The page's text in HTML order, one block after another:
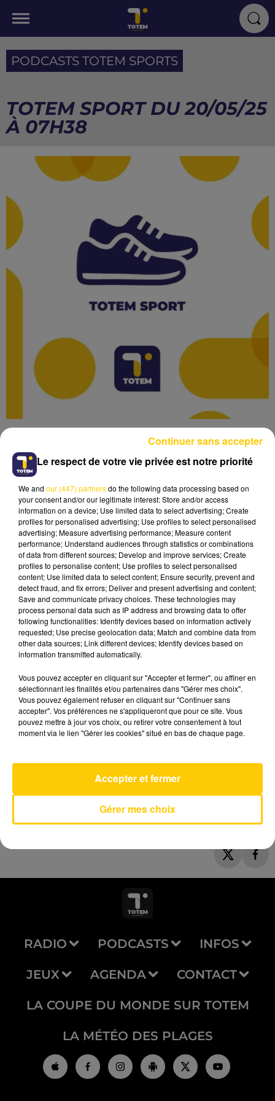
PODCASTS TOTEM SPORTS
TOTEM SPORT DU 20/05/25
À 07H38
Lecture (1 min 48 sec)
20 mai 2025 - 1 min 48 sec
TOTEM SPORT DU 20/05/25 À 07H38
L'actualité sportive vue de nos régions. Présenté
par Fabien Taccard-Blanchin.
DAMIANO DAVID
AVEYRON NORD
RADIO PODCASTS INFOS
JEUX AGENDA CONTACT
LA COUPE DU MONDE SUR TOTEM
LA MÉTÉO DES PLAGES
Le respect de votre vie privée est notre priorité
We and our (447) partnersdo the following data processing based on
your consent and/or our legitimate interest: Store and/or access
information on a device; Use limited data to select advertising; Create
profiles for personalised advertising; Use profiles to select personalised
advertising; Measure advertising performance; Measure content
performance; Understand audiences through statistics or combinations
of data from different sources; Develop and improve services; Create
profiles to personalise content; Use profiles to select personalised
content; Use limited data to select content; Ensure security, prevent and
detect fraud, and fix errors; Deliver and present advertising and content;
Save and communicate privacy choices. These technologies may
process personal data such as IP address and browsing data to offer
following functionalities: Identify devices based on information actively
requested; Use precise geolocation data; Match and combine data from
other data sources; Link different devices; Identify devices based on
information transmitted automatically.
Vous pouvez accepter en cliquant sur "Accepter et fermer", ou affiner en
sélectionnant les finalités et/ou partenaires dans "Gérer mes choix".
Vous pouvez également refuser en cliquant sur "Continuer sans
accepter". Vos préférences ne s'appliqueront que pour ce site. Vous
pouvez mettre à jour vos choix, ou retirer votre consentement à tout
moment via le lien "Gérer les cookies" situé en bas de chaque page.
Gérer mes choix
Accepter et fermer
Continuer sans accepter